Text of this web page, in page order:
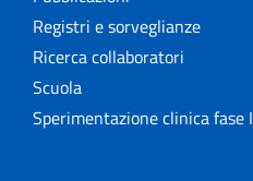
Registri e sorveglianze
Ricerca collaboratori
Scuola
Sperimentazione clinica fase I